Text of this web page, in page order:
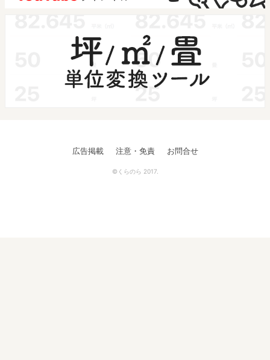
広告掲載 注意・免責 お問合せ
©くらのら 2017.